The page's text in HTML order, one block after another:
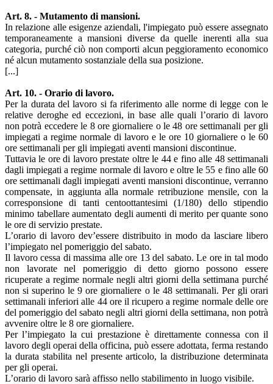
Art. 8. - Mutamento di mansioni.
In relazione alle esigenze aziendali, l'impiegato può essere assegnato
temporaneamente a mansioni diverse da quelle inerenti alla sua
categoria, purché ciò non comporti alcun peggioramento economico
né alcun mutamento sostanziale della sua posizione.
[...]
Art. 10. - Orario di lavoro.
Per la durata del lavoro si fa riferimento alle norme di legge con le
relative deroghe ed eccezioni, in base alle quali l’orario di lavoro
non potrà eccedere le 8 ore giornaliere o le 48 ore settimanali per gli
impiegati a regime normale di lavoro e le ore 10 giornaliere o le 60
ore settimanali per gli impiegati aventi mansioni discontinue.
Tuttavia le ore di lavoro prestate oltre le 44 e fino alle 48 settimanali
dagli impiegati a regime normale di lavoro e oltre le 55 e fino alle 60
ore settimanali dagli impiegati aventi mansioni discontinue, verranno
compensate, in aggiunta alla normale retribuzione mensile, con la
corresponsione di tanti centoottantesimi (1/180) dello stipendio
minimo tabellare aumentato degli aumenti di merito per quante sono
le ore di servizio prestate.
L’orario di lavoro dev’essere distribuito in modo da lasciare libero
l’impiegato nel pomeriggio del sabato.
Il lavoro cessa di massima alle ore 13 del sabato. Le ore in tal modo
non lavorate nel pomeriggio di detto giorno possono essere
ricuperate a regime normale negli altri giorni della settimana purché
non si superino le 9 ore giornaliere o le 48 settimanali. Per gli orari
settimanali inferiori alle 44 ore il ricupero a regime normale delle ore
del pomeriggio del sabato negli altri giorni della settimana, non potrà
avvenire oltre le 8 ore giornaliere.
Per l’impiegato la cui prestazione è direttamente connessa con il
lavoro degli operai della officina, può essere adottata, ferma restando
la durata stabilita nel presente articolo, la distribuzione determinata
per gli operai.
L’orario di lavoro sarà affisso nello stabilimento in luogo visibile.